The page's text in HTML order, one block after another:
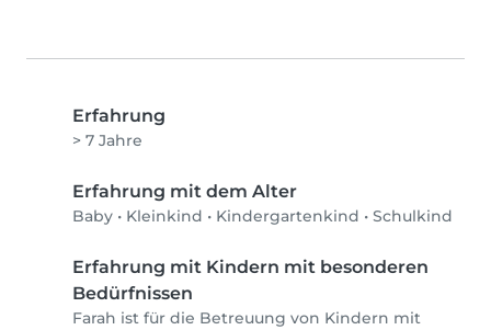
Erfahrung
> 7 Jahre
Erfahrung mit dem Alter
Baby • Kleinkind • Kindergartenkind • Schulkind
Erfahrung mit Kindern mit besonderen
Bedürfnissen
Farah ist für die Betreuung von Kindern mit